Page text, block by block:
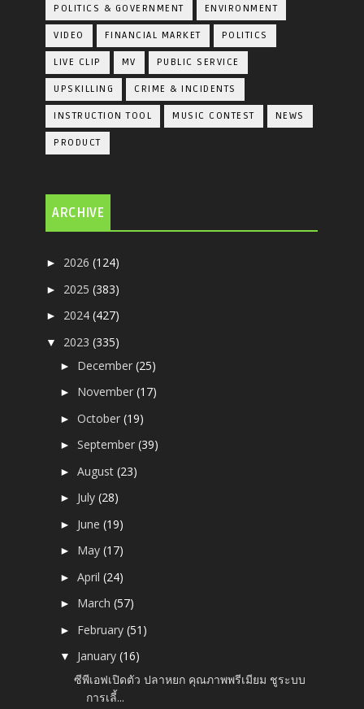
POLITICS & GOVERNMENT ENVIRONMENT
VIDEO FINANCIAL MARKET POLITICS
LIVE CLIP MV PUBLIC SERVICE
UPSKILLING CRIME & INCIDENTS
INSTRUCTION TOOL MUSIC CONTEST NEWS
PRODUCT
ARCHIVE
► 2026(124)
► 2025(383)
► 2024(427)
▼ 2023(335)
► December(25)
► November(17)
►October(19)
►September(39)
►August(23)
► July(28)
► June(19)
► May(17)
►April(24)
► March(57)
► February(51)
▼ January(16)
ซีพีเอฟเปิดตัว ปลาหยก คุณภาพพรีเมียม ชูระบบ
การเลี้...